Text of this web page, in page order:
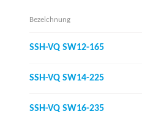
Bezeichnung
SSH-VQ SW12-165
SSH-VQ SW14-225
SSH-VQ SW16-235